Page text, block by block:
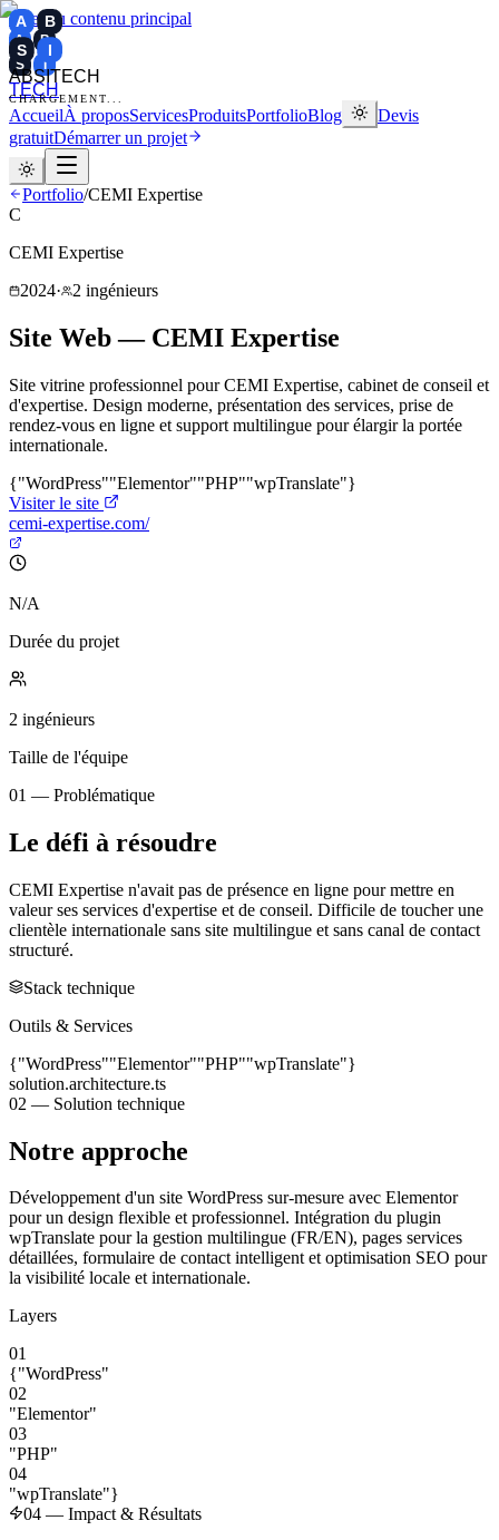
A
B
S
I
ABSITECH
CHARGEMENT...
Aller au contenu principal
A
B
S
I
TECH
AccueilÀ proposServicesProduitsPortfolioBlog
Devis
gratuitDémarrer un projet
Portfolio/CEMI Expertise
C
CEMI Expertise
2024· 2 ingénieurs
Site Web — CEMI Expertise
Site vitrine professionnel pour CEMI Expertise, cabinet de conseil et
d'expertise. Design moderne, présentation des services, prise de
rendez-vous en ligne et support multilingue pour élargir la portée
internationale.
{"WordPress""Elementor""PHP""wpTranslate"}
Visiter le site
cemi-expertise.com/
N/A
Durée du projet
2 ingénieurs
Taille de l'équipe
01 — Problématique
Le défi à résoudre
CEMI Expertise n'avait pas de présence en ligne pour mettre en
valeur ses services d'expertise et de conseil. Difficile de toucher une
clientèle internationale sans site multilingue et sans canal de contact
structuré.
Stack technique
Outils & Services
{"WordPress""Elementor""PHP""wpTranslate"}
solution.architecture.ts
02 — Solution technique
Notre approche
Développement d'un site WordPress sur-mesure avec Elementor
pour un design flexible et professionnel. Intégration du plugin
wpTranslate pour la gestion multilingue (FR/EN), pages services
détaillées, formulaire de contact intelligent et optimisation SEO pour
la visibilité locale et internationale.
Layers
01
{"WordPress"
02
"Elementor"
03
"PHP"
04
"wpTranslate"}
04 — Impact & Résultats